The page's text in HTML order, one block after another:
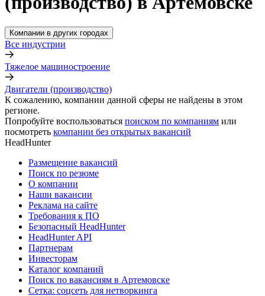
Компании в других городах
Все индустрии
Тяжелое машиностроение
Двигатели (производство)
К сожалению, компании данной сферы не найдены в этом
регионе.
Попробуйте воспользоваться поиском по компаниям или
посмотреть компании без открытых вакансий
HeadHunter
Размещение вакансий
Поиск по резюме
О компании
Наши вакансии
Реклама на сайте
Требования к ПО
Безопасный HeadHunter
HeadHunter API
Партнерам
Инвесторам
Каталог компаний
Поиск по вакансиям в Артемовске
Сетка: соцсеть для нетворкинга